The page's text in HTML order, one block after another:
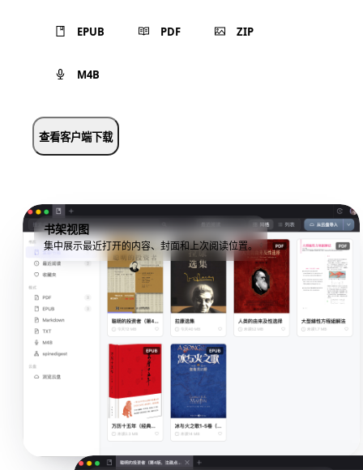
EPUB PDF ZIP
M4B
查看客户端下载
书架视图
集中展示最近打开的内容、封面和上次阅读位置。